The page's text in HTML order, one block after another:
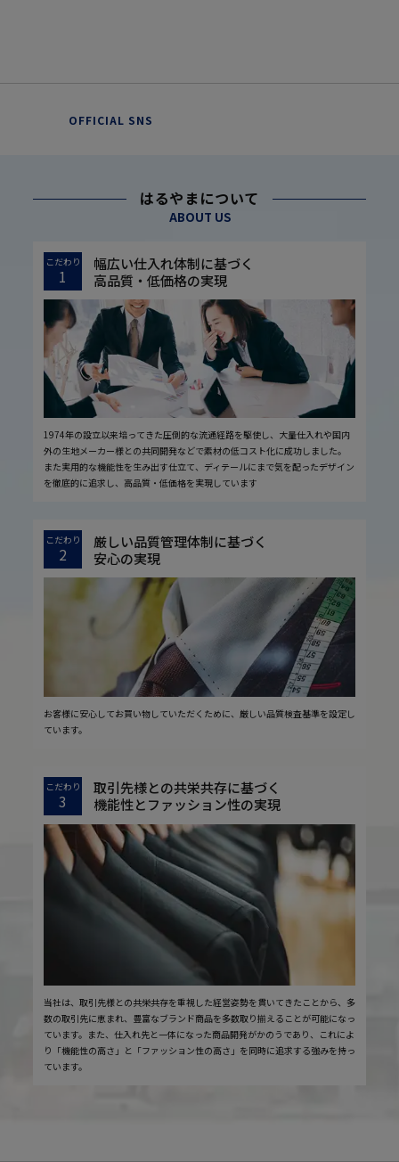
OFFICIAL SNS
はるやまについて
ABOUT US
こだわり
1
幅広い仕入れ体制に基づく
高品質・低価格の実現
1974年の設立以来培ってきた圧倒的な流通経路を駆使し、大量仕入れや国内
外の生地メーカー様との共同開発などで素材の低コスト化に成功しました。
また実用的な機能性を生み出す仕立て、ディテールにまで気を配ったデザイン
を徹底的に追求し、高品質・低価格を実現しています
こだわり
2
厳しい品質管理体制に基づく
安心の実現
お客様に安心してお買い物していただくために、厳しい品質検査基準を設定し
ています。
こだわり
3
取引先様との共栄共存に基づく
機能性とファッション性の実現
当社は、取引先様との共栄共存を重視した経営姿勢を貫いてきたことから、多
数の取引先に恵まれ、豊富なブランド商品を多数取り揃えることが可能になっ
ています。また、仕入れ先と一体になった商品開発がかのうであり、これによ
り「機能性の高さ」と「ファッション性の高さ」を同時に追求する強みを持っ
ています。